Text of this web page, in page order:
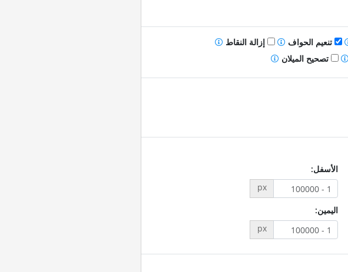
تنعيم الحواف
إزالة النقاط
تصحيح الميلان
الأسفل:
px
اليمين:
px